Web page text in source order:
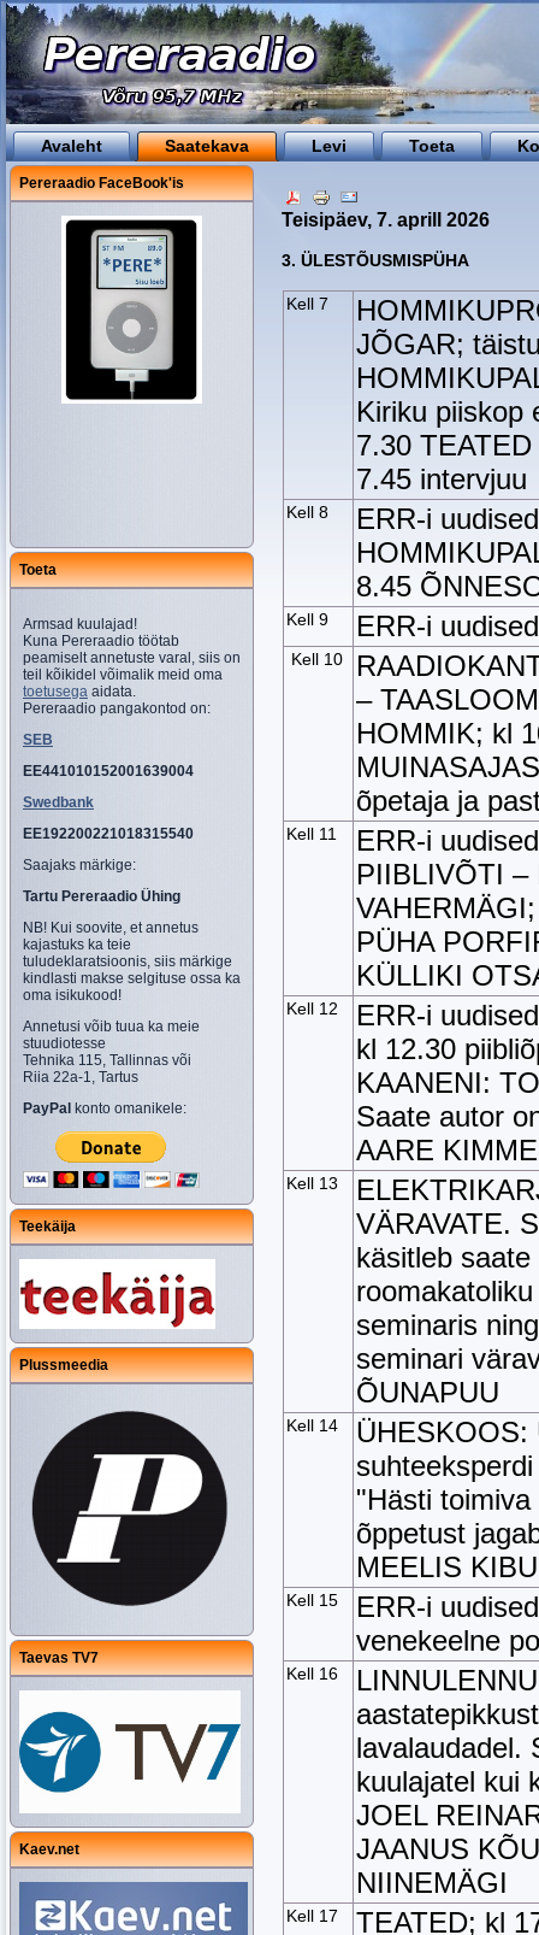
Avaleht Saatekava Levi Toeta
Pereraadio FaceBook'is
Toeta
Armsad kuulajad!
Kuna Pereraadio töötab
peamiselt annetuste varal, siis on
teil kõikidel võimalik meid oma
toetusega aidata.
Pereraadio pangakontod on:
SEB
EE441010152001639004
Swedbank
EE192200221018315540
Saajaks märkige:
Tartu Pereraadio Ühing
NB! Kui soovite, et annetus
kajastuks ka teie
tuludeklaratsioonis, siis märkige
kindlasti makse selgituse ossa ka
oma isikukood!
Annetusi võib tuua ka meie
stuudiotesse
Tehnika 115, Tallinnas või
Riia 22a-1, Tartus
PayPal konto omanikele:
Teekäija
Plussmeedia
Taevas TV7
Kaev.net
Teisipäev, 7. aprill 2026
3. ÜLESTÕUSMISPÜHA
Kell 7
JÕGAR;
Kiriku piiskop
7.30
7.45 intervjuu
Kell 8
ERR-i
8.45
Kell 9 ERR-i
Kell 10
–
HOMMIK; kl
õpetaja ja
Kell 11
ERR-i
PIIBLIVÕTI –
PÜHA
KÜLLIKI
Kell 12
ERR-i
kl 12.30
KAANENI:
Saate autor
AARE
Kell 13
VÄRAVATE.
käsitleb
seminaris
seminari
ÕUNAPUU
Kell 14
ÜHESKOOS:
"Hästi
õppetust
MEELIS
Kell 15
ERR-i
venekeelne
Kell 16
lavalaudadel.
kuulajatel kui
JOEL
JAANUS
NIINEMÄGI
Kell 17
TEATED; kl